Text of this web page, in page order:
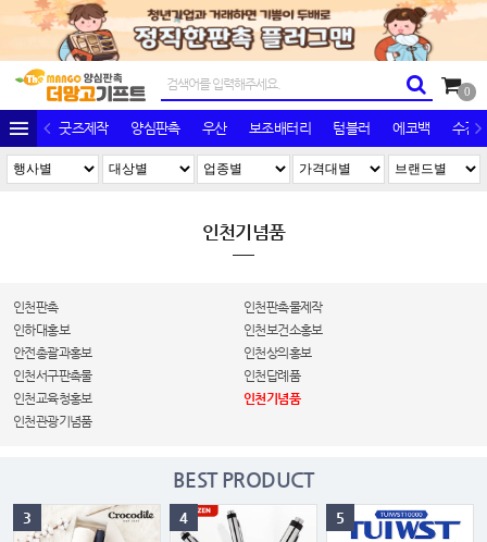
0
굿즈제작 양심판촉 우산 보조배터리 텀블러 에코백 수건/
인천기념품
인천판촉
인천판촉물제작
인하대홍보
인천보건소홍보
안전총괄과홍보
인천상의홍보
인천서구판촉물
인천답례품
인천교육청홍보
인천기념품
인천관광기념품
BEST PRODUCT
3 4 5